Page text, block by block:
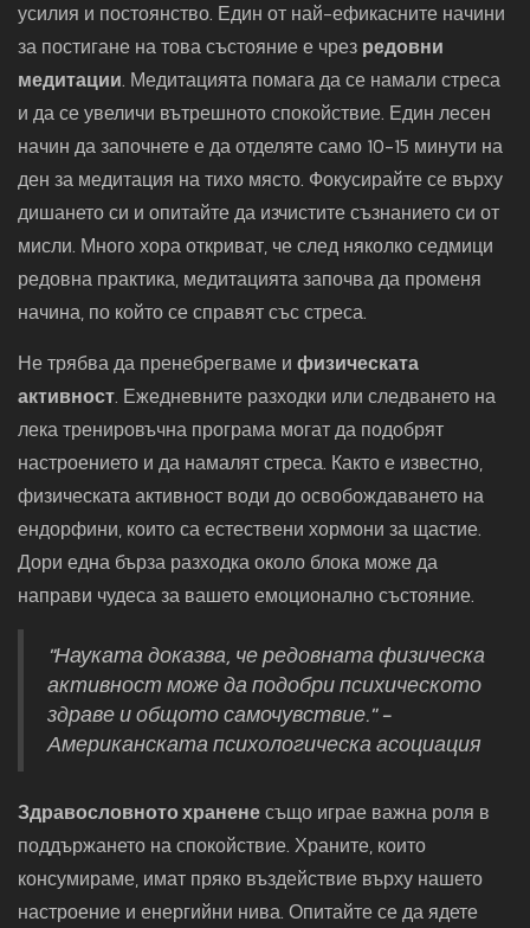
усилия и постоянство. Един от най-ефикасните начини
за постигане на това състояние е чрез редовни
медитации. Медитацията помага да се намали стреса
и да се увеличи вътрешното спокойствие. Един лесен
начин да започнете е да отделяте само 10-15 минути на
ден за медитация на тихо място. Фокусирайте се върху
дишането си и опитайте да изчистите съзнанието си от
мисли. Много хора откриват, че след няколко седмици
редовна практика, медитацията започва да променя
начина, по който се справят със стреса.
Не трябва да пренебрегваме и физическата
активност. Ежедневните разходки или следването на
лека тренировъчна програма могат да подобрят
настроението и да намалят стреса. Както е известно,
физическата активност води до освобождаването на
ендорфини, които са естествени хормони за щастие.
Дори една бърза разходка около блока може да
направи чудеса за вашето емоционално състояние.
"Науката доказва, че редовната физическа
активност може да подобри психическото
здраве и общото самочувствие." -
Американската психологическа асоциация
Здравословното храненесъщо играе важна роля в
поддържането на спокойствие. Храните, които
консумираме, имат пряко въздействие върху нашето
настроение и енергийни нива. Опитайте се да ядете